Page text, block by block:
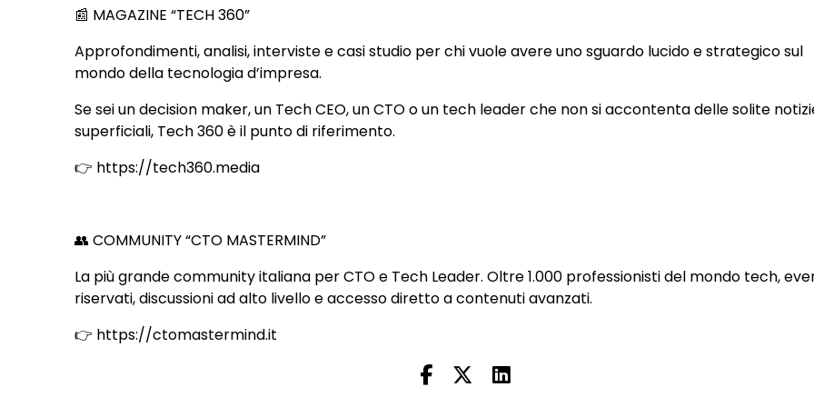
📰 MAGAZINE “TECH 360”
Approfondimenti, analisi, interviste e casi studio per chi vuole avere uno sguardo lucido e strategico sul
mondo della tecnologia d’impresa.
Se sei un decision maker, un Tech CEO, un CTO o un tech leader che non si accontenta delle solite
superficiali, Tech 360 è il punto di riferimento.
👉 https://tech360.media
👥 COMMUNITY “CTO MASTERMIND”
La più grande community italiana per CTO e Tech Leader. Oltre 1.000 professionisti del mondo tech,
riservati, discussioni ad alto livello e accesso diretto a contenuti avanzati.
👉 https://ctomastermind.it